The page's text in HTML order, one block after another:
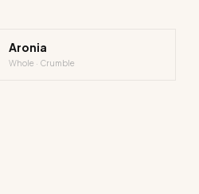
Aronia
Whole · Crumble